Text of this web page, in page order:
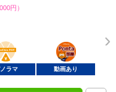
円）
ポンタ
部屋
ラマ 動画あり